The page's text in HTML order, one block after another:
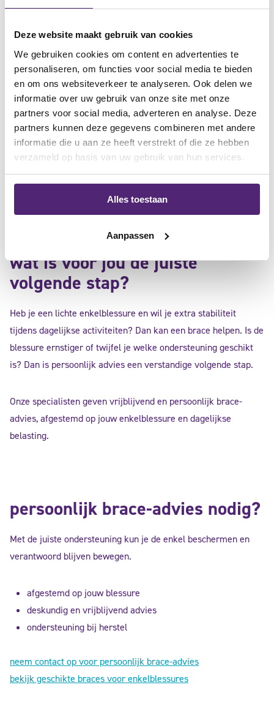
Deze website maakt gebruik van cookies
We gebruiken cookies om content en advertenties te
personaliseren, om functies voor social media te bieden
en om ons websiteverkeer te analyseren. Ook delen we
informatie over uw gebruik van onze site met onze
partners voor social media, adverteren en analyse. Deze
partners kunnen deze gegevens combineren met andere
informatie die u aan ze heeft verstrekt of die ze hebben
verzameld op basis van uw gebruik van hun services.
Alles toestaan
Aanpassen
Een enkelkneuzing ontstaat door een directe stoot of val. Dit
kan zorgen voor pijn en zwelling. Ondersteuning kan helpen
om de enkel te beschermen tijdens het herstel.
enkelontwrichting (luxatie)
Bij een enkelontwrichting staat het enkelgewricht tijdelijk uit
de normale stand. Na medische behandeling is ondersteuning
belangrijk om stabiliteit te geven tijdens het herstel.
wat is voor jou de juiste
volgende stap?
Heb je een lichte enkelblessure en wil je extra stabiliteit
tijdens dagelijkse activiteiten? Dan kan een brace helpen. Is de
blessure ernstiger of twijfel je welke ondersteuning geschikt
is? Dan is persoonlijk advies een verstandige volgende stap.
Onze specialisten geven vrijblijvend en persoonlijk brace-
advies, afgestemd op jouw enkelblessure en dagelijkse
belasting.
persoonlijk brace-advies nodig?
Met de juiste ondersteuning kun je de enkel beschermen en
verantwoord blijven bewegen.
afgestemd op jouw blessure
deskundig en vrijblijvend advies
ondersteuning bij herstel
neem contact op voor persoonlijk brace-advies
bekijk geschikte braces voor enkelblessures